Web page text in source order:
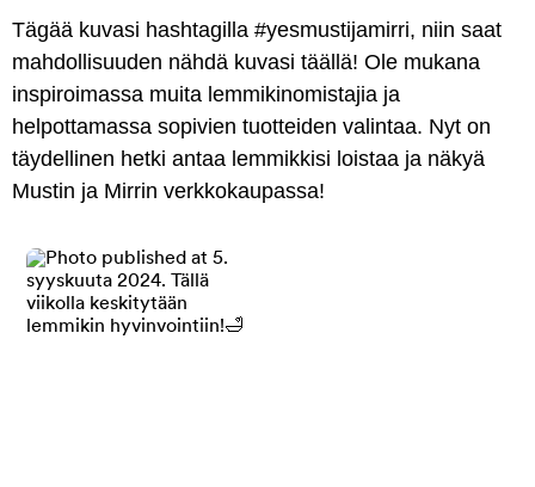
Tägää kuvasi hashtagilla #yesmustijamirri, niin saat
mahdollisuuden nähdä kuvasi täällä! Ole mukana
inspiroimassa muita lemmikinomistajia ja
helpottamassa sopivien tuotteiden valintaa. Nyt on
täydellinen hetki antaa lemmikkisi loistaa ja näkyä
Mustin ja Mirrin verkkokaupassa!